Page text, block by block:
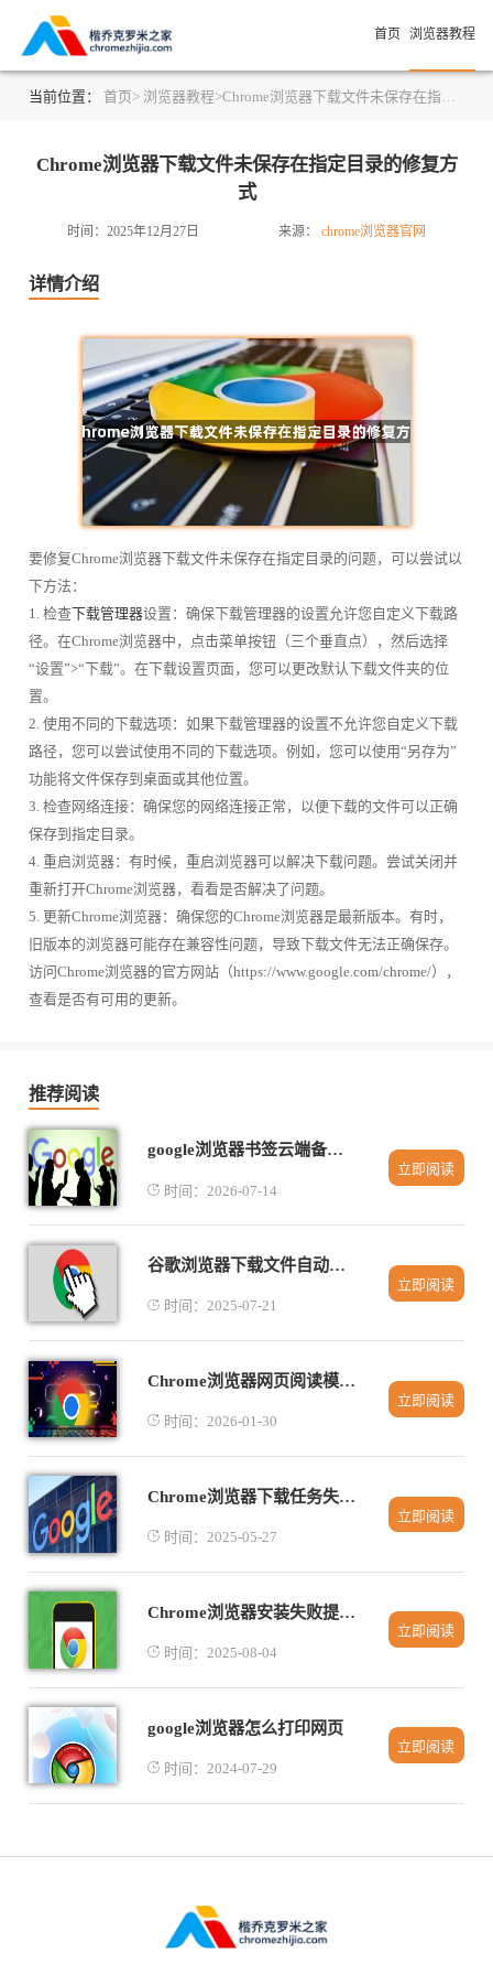
首页 浏览器教程
当前位置： 首页> 浏览器教程>Chrome浏览器下载文件未保存在指定目录的修复方式
Chrome浏览器下载文件未保存在指定目录的修复方
式
时间：2025年12月27日 来源： chrome浏览器官网
详情介绍
要修复Chrome浏览器下载文件未保存在指定目录的问题，可以尝试以
下方法：
1. 检查下载管理器设置：确保下载管理器的设置允许您自定义下载路
径。在Chrome浏览器中，点击菜单按钮（三个垂直点），然后选择
“设置”>“下载”。在下载设置页面，您可以更改默认下载文件夹的位
置。
2. 使用不同的下载选项：如果下载管理器的设置不允许您自定义下载
路径，您可以尝试使用不同的下载选项。例如，您可以使用“另存为”
功能将文件保存到桌面或其他位置。
3. 检查网络连接：确保您的网络连接正常，以便下载的文件可以正确
保存到指定目录。
4. 重启浏览器：有时候，重启浏览器可以解决下载问题。尝试关闭并
重新打开Chrome浏览器，看看是否解决了问题。
5. 更新Chrome浏览器：确保您的Chrome浏览器是最新版本。有时，
旧版本的浏览器可能存在兼容性问题，导致下载文件无法正确保存。
访问Chrome浏览器的官方网站（https://www.google.com/chrome/），
查看是否有可用的更新。
推荐阅读
google浏览器书签云端备份与恢复操作方法
时间：2026-07-14
立即阅读
谷歌浏览器下载文件自动分类与管理
时间：2025-07-21
立即阅读
Chrome浏览器网页阅读模式操作经验分享
时间：2026-01-30
立即阅读
Chrome浏览器下载任务失败自动提醒功能
时间：2025-05-27
立即阅读
Chrome浏览器安装失败提示文件已损坏怎么办
时间：2025-08-04
立即阅读
google浏览器怎么打印网页
时间：2024-07-29
立即阅读